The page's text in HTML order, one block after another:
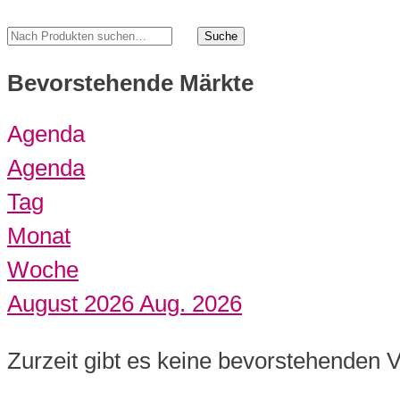
Bevorstehende Märkte
Agenda
Agenda
Tag
Monat
Woche
August 2026 Aug. 2026
Zurzeit gibt es keine bevorstehenden